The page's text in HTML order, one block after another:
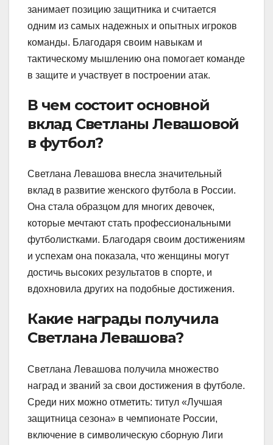
занимает позицию защитника и считается
одним из самых надежных и опытных игроков
команды. Благодаря своим навыкам и
тактическому мышлению она помогает команде
в защите и участвует в построении атак.
В чем состоит основной
вклад Светланы Левашовой
в футбол?
Светлана Левашова внесла значительный
вклад в развитие женского футбола в России.
Она стала образцом для многих девочек,
которые мечтают стать профессиональными
футболистками. Благодаря своим достижениям
и успехам она показала, что женщины могут
достичь высоких результатов в спорте, и
вдохновила других на подобные достижения.
Какие награды получила
Светлана Левашова?
Светлана Левашова получила множество
наград и званий за свои достижения в футболе.
Среди них можно отметить: титул «Лучшая
защитница сезона» в чемпионате России,
включение в символическую сборную Лиги